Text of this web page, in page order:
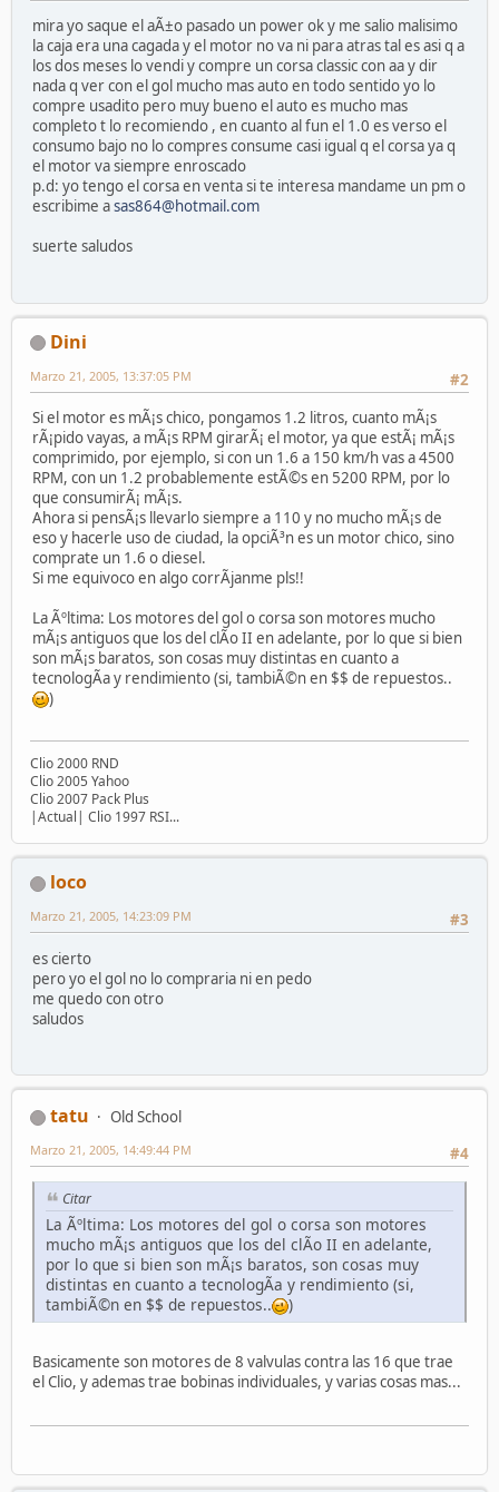
mira yo saque el aÃ±o pasado un power ok y me salio malisimo
la caja era una cagada y el motor no va ni para atras tal es asi q a
los dos meses lo vendi y compre un corsa classic con aa y dir
nada q ver con el gol mucho mas auto en todo sentido yo lo
compre usadito pero muy bueno el auto es mucho mas
completo t lo recomiendo , en cuanto al fun el 1.0 es verso el
consumo bajo no lo compres consume casi igual q el corsa ya q
el motor va siempre enroscado
p.d: yo tengo el corsa en venta si te interesa mandame un pm o
escribime asas864@hotmail.com
suerte saludos
Dini
#2
Marzo 21, 2005, 13:37:05 PM
Si el motor es mÃ¡s chico, pongamos 1.2 litros, cuanto mÃ¡s
rÃ¡pido vayas, a mÃ¡s RPM girarÃ¡ el motor, ya que estÃ¡ mÃ¡s
comprimido, por ejemplo, si con un 1.6 a 150 km/h vas a 4500
RPM, con un 1.2 probablemente estÃ©s en 5200 RPM, por lo
que consumirÃ¡ mÃ¡s.
Ahora si pensÃ¡s llevarlo siempre a 110 y no mucho mÃ¡s de
eso y hacerle uso de ciudad, la opciÃ³n es un motor chico, sino
comprate un 1.6 o diesel.
Si me equivoco en algo corrÃ­janme pls!!
La Ãºltima: Los motores del gol o corsa son motores mucho
mÃ¡s antiguos que los del clÃ­o II en adelante, por lo que si bien
son mÃ¡s baratos, son cosas muy distintas en cuanto a
tecnologÃ­a y rendimiento (si, tambiÃ©n en $$ de repuestos..
)
Clio 2000 RND
Clio 2005 Yahoo
Clio 2007 Pack Plus
|Actual| Clio 1997 RSI...
loco
#3
Marzo 21, 2005, 14:23:09 PM
es cierto
pero yo el gol no lo compraria ni en pedo
me quedo con otro
saludos
tatu
Old School
#4
Marzo 21, 2005, 14:49:44 PM
Citar
La Ãºltima: Los motores del gol o corsa son motores
mucho mÃ¡s antiguos que los del clÃ­o II en adelante,
por lo que si bien son mÃ¡s baratos, son cosas muy
distintas en cuanto a tecnologÃ­a y rendimiento (si,
tambiÃ©n en $$ de repuestos..
)
Basicamente son motores de 8 valvulas contra las 16 que trae
el Clio, y ademas trae bobinas individuales, y varias cosas mas...